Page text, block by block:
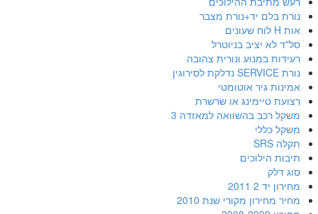
נורת בלם יד+נורת מצבר
אות H לוח שעונים
סל"ד לא יציב בניוטרל
רעידות במנוע ונורית צהובה
נורת SERVICE נדלקת לסירוגין
אמינות גיר אוטומטי
רצועת טיימינג או שרשרת
משקל רכב בהשוואה למאזדה 3
משקל כללי
תקלה SRS
תיבות הילוכים
סוג דלק
מחירון יד 2 2011
מחיר מחירון מקורי שנת 2010